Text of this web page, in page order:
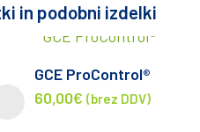
in podobni izdelki
GCE ProControl®
60,00€ (brez DDV)